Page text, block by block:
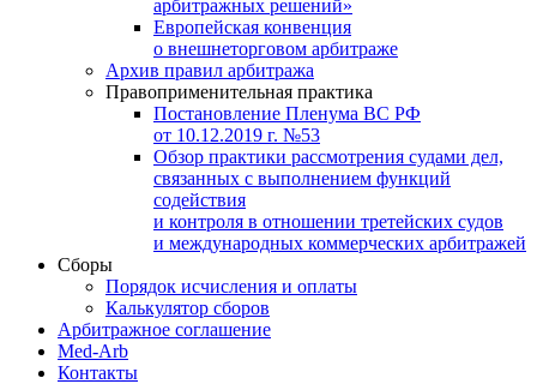
арбитражных решений»
Европейская конвенция
о внешнеторговом арбитраже
Архив правил арбитража
Правоприменительная практика
Постановление Пленума ВС РФ
от 10.12.2019 г. №53
Обзор практики рассмотрения судами дел,
связанных с выполнением функций
содействия
и контроля в отношении третейских судов
и международных коммерческих арбитражей
Сборы
Порядок исчисления и оплаты
Калькулятор сборов
Арбитражное соглашение
Med-Arb
Контакты